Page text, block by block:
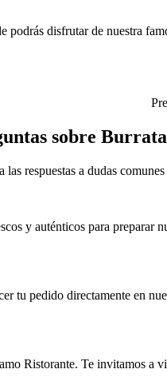
podrás disfrutar de nuestra
sobre
las respuestas a dudas
y auténticos para preparar
tu pedido directamente en
Ristorante. Te invitamos a